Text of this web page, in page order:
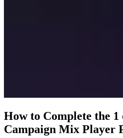
How to Complete the 1
Campaign Mix Player